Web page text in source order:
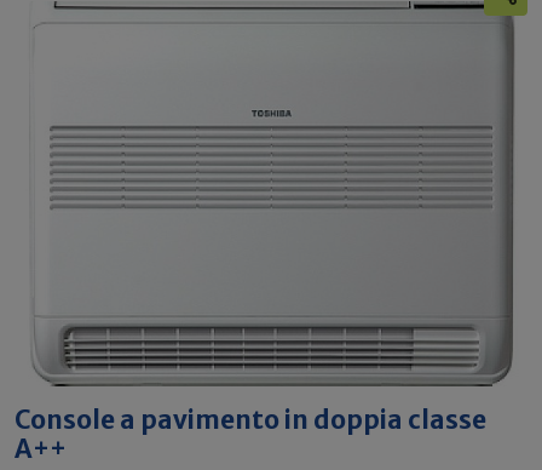
Console a pavimento in doppia classe
A++